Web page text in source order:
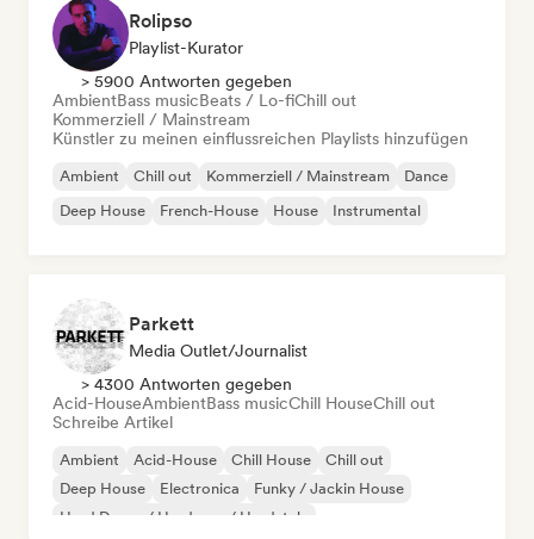
Rolipso
Playlist-Kurator
> 5900 Antworten gegeben
AmbientBass musicBeats / Lo-fiChill out
Kommerziell / Mainstream
Künstler zu meinen einflussreichen Playlists hinzufügen
Ambient Chill out Kommerziell / Mainstream
Dance
Deep House
French-House House Instrumental
Parkett
Media Outlet/Journalist
> 4300 Antworten gegeben
Acid-HouseAmbientBass musicChill HouseChill out
Schreibe Artikel
Ambient Acid-House Chill House
Chill out
Deep House
Electronica
Funky / Jackin House
Hard Dance / Hardcore / Hardstyle